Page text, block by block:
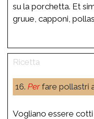
su la porchetta. Et
gruue, capponi,
16. Perfare pollastri
Vogliano essere